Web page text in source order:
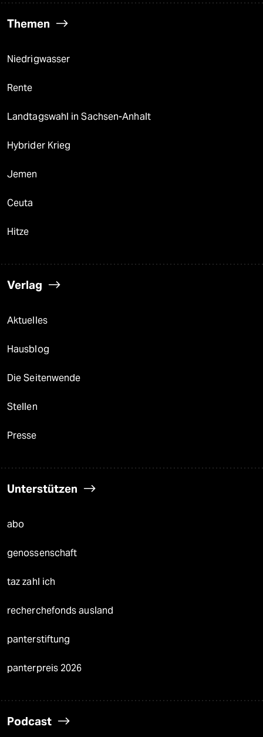
Themen
Niedrigwasser
Rente
Landtagswahl in Sachsen-Anhalt
Hybrider Krieg
Jemen
Ceuta
Hitze
Verlag
Aktuelles
Hausblog
Die Seitenwende
Stellen
Presse
Unterstützen
abo
genossenschaft
taz zahl ich
recherchefonds ausland
panterstiftung
panterpreis 2026
Podcast